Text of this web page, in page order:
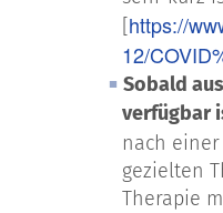
https://
12/
Sobald
verfügbar
nach einer
gezielten
Therapie